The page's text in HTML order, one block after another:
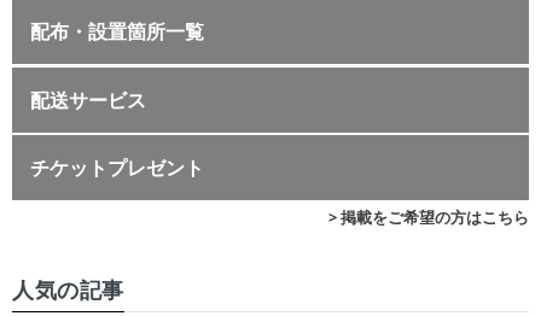
配布・設置箇所一覧
配送サービス
チケットプレゼント
> 掲載をご希望の方はこちら
人気の記事